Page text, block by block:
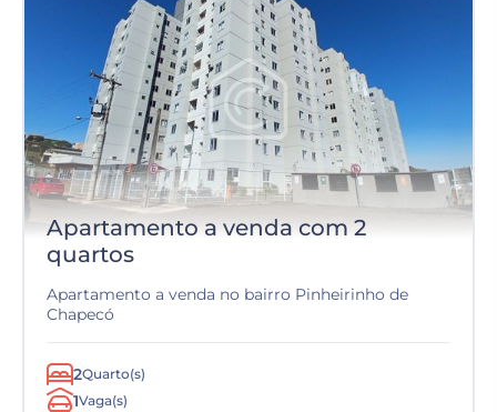
Apartamento a venda com 2
quartos
Apartamento a venda no bairro Pinheirinho de
Chapecó
2Quarto(s)
1Vaga(s)